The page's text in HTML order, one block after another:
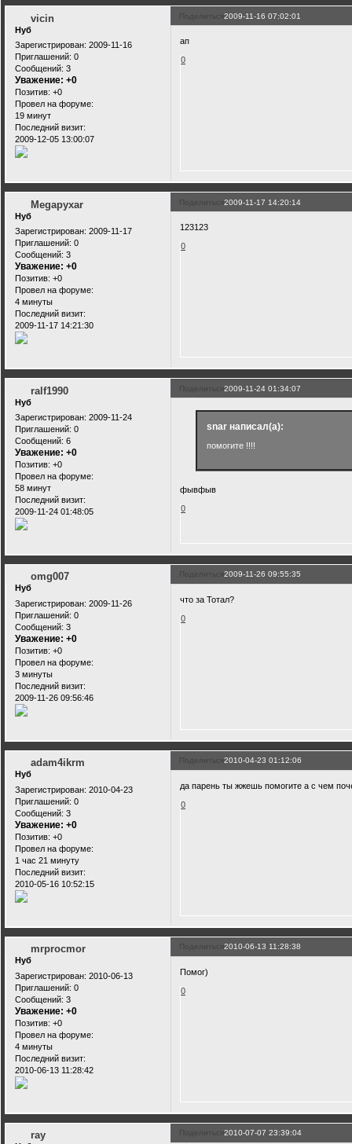
Поделиться2009-11-16 07:02:01
vicin
Нуб
Зарегистрирован: 2009-11-16
Приглашений: 0
Сообщений: 3
Уважение: +0
Позитив: +0
Провел на форуме:
19 минут
Последний визит:
2009-12-05 13:00:07
ап
0
Поделиться2009-11-17 14:20:14
Megapyxar
Нуб
Зарегистрирован: 2009-11-17
Приглашений: 0
Сообщений: 3
Уважение: +0
Позитив: +0
Провел на форуме:
4 минуты
Последний визит:
2009-11-17 14:21:30
123123
0
Поделиться2009-11-24 01:34:07
ralf1990
Нуб
Зарегистрирован: 2009-11-24
Приглашений: 0
Сообщений: 6
Уважение: +0
Позитив: +0
Провел на форуме:
58 минут
Последний визит:
2009-11-24 01:48:05
snar написал(а):
помогите !!!!
фывфыв
0
Поделиться2009-11-26 09:55:35
omg007
Нуб
Зарегистрирован: 2009-11-26
Приглашений: 0
Сообщений: 3
Уважение: +0
Позитив: +0
Провел на форуме:
3 минуты
Последний визит:
2009-11-26 09:56:46
что за Тотал?
0
Поделиться2010-04-23 01:12:06
adam4ikrm
Нуб
Зарегистрирован: 2010-04-23
Приглашений: 0
Сообщений: 3
Уважение: +0
Позитив: +0
Провел на форуме:
1 час 21 минуту
Последний визит:
2010-05-16 10:52:15
да парень ты жжешь помогите а с чем
0
Поделиться2010-06-13 11:28:38
mrprocmor
Нуб
Зарегистрирован: 2010-06-13
Приглашений: 0
Сообщений: 3
Уважение: +0
Позитив: +0
Провел на форуме:
4 минуты
Последний визит:
2010-06-13 11:28:42
Помог)
0
Поделиться2010-07-07 23:39:04
ray